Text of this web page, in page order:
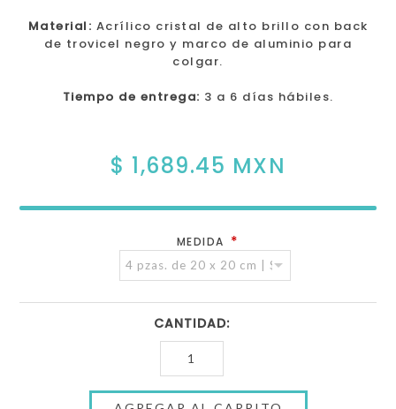
Material: Acrílico cristal de alto brillo con back
de trovicel negro y marco de aluminio para
colgar.
Tiempo de entrega: 3 a 6 días hábiles.
$ 1,689.45 MXN
MEDIDA *
CANTIDAD: